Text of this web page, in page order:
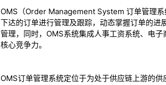
OMS（Order Management System 订单管理
下达的订单进行管理及跟踪，动态掌握订单的
管理，同时，OMS系统集成人事工资系统、电
核心竞争力。
OMS订单管理系统定位于为处于供应链上游的